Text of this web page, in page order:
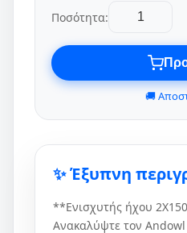
Ποσότητα:
🚚
✨ Έξυπνη
**Ενισχυτής ήχου
Ανακαλύψτε τον Andowl